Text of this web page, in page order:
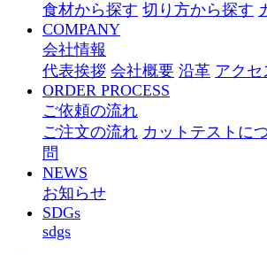
食材から探す 切り方から探す
COMPANY
会社情報
代表挨拶 会社概要 沿革 アクセ
ORDER PROCESS
ご依頼の流れ
ご注文の流れ カットテストに
問
NEWS
お知らせ
SDGs
sdgs